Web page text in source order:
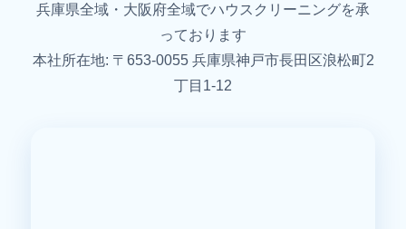
兵庫県全域・大阪府全域でハウスクリーニングを承
っております
本社所在地: 〒653-0055 兵庫県神戸市長田区浪松町2
丁目1-12